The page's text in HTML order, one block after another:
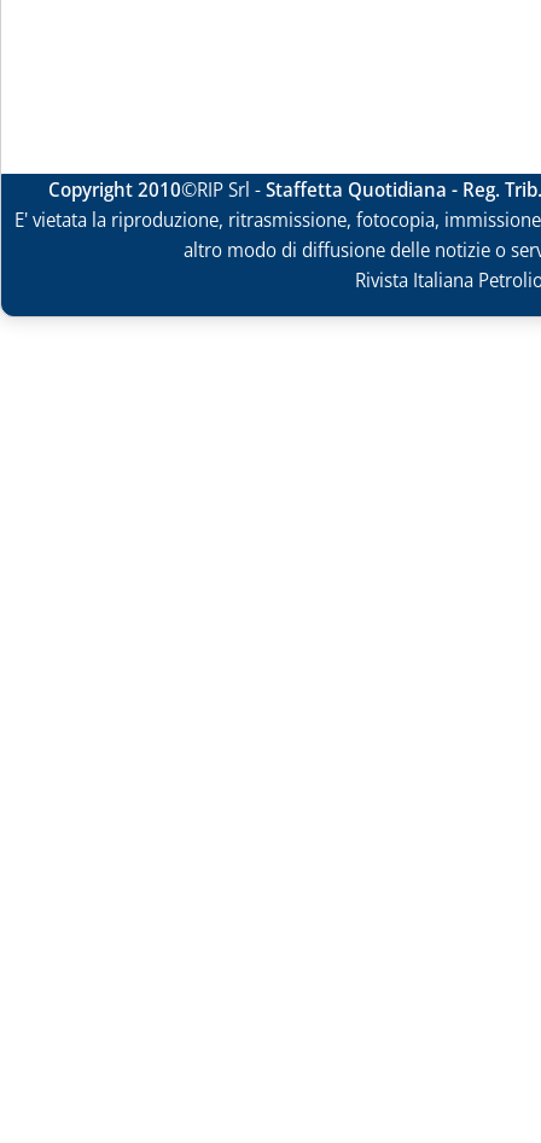
Copyright 2010©RIP Srl -Staffetta Quotidiana - Reg.
E' vietata la riproduzione, ritrasmissione, fotocopia,
altro modo di diffusione delle notizie o
Rivista Italiana